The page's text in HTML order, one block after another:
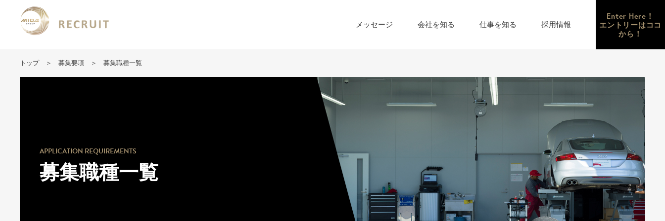
メッセージ 会社を知る 仕事を知る 採用情報
Enter Here！
エントリーはココ
から！
トップ 募集要項 募集職種一覧
APPLICATION REQUIREMENTS
募集職種一覧